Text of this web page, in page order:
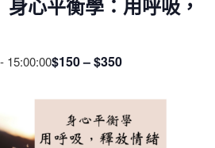
- 15:00:00$150 – $350